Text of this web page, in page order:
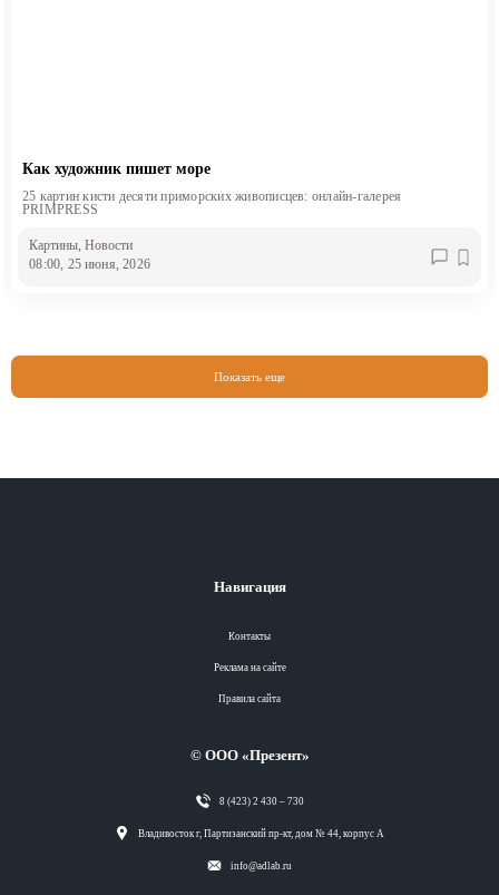
Как художник пишет море
25 картин кисти десяти приморских живописцев: онлайн-галерея
PRIMPRESS
Картины , Новости
08:00, 25 июня, 2026
Показать еще
Навигация
Контакты
Реклама на сайте
Правила сайта
© ООО «Презент»
8 (423) 2 430 – 730
Владивосток г, Партизанский пр-кт, дом № 44, корпус А
info@adlab.ru